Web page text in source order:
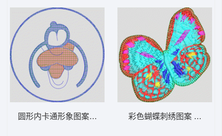
圆形内卡通形象图案 毛巾绣卡通迪斯尼彩色蝴蝶刺绣图案 蝴蝶